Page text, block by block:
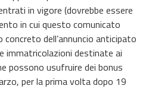
in vigore (dovrebbe essere
in cui questo comunicato
dell’annuncio anticipato
immatricolazioni destinate ai
possono usufruire dei bonus
per la prima volta dopo 19